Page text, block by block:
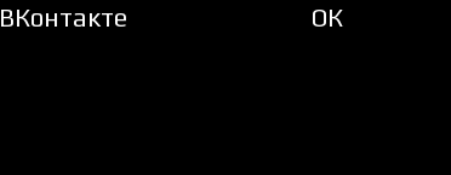
ВКонтакте ОК